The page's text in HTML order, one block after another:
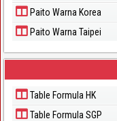
Paito Warna Korea
Paito Warna Taipei
Table Formula HK
Table Formula SGP